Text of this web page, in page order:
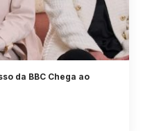
da BBC Chega ao